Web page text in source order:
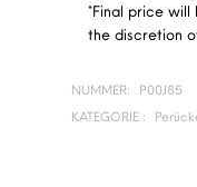
*Final price will
the discretion
NUMMER:
P00J85
KATEGORIE :